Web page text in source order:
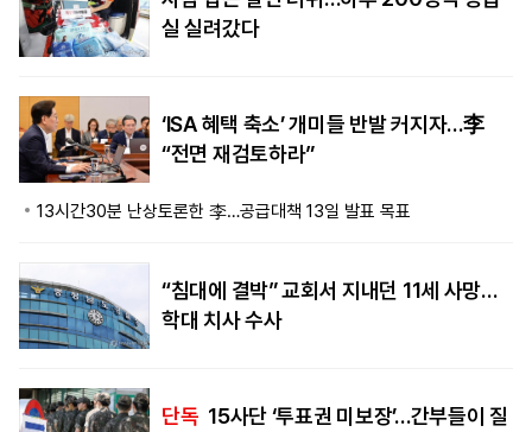
실 실려갔다
‘ISA 혜택 축소’ 개미들 반발 커지자…李
“전면 재검토하라”
13시간30분 난상토론한 李…공급대책 13일 발표 목표
“침대에 결박” 교회서 지내던 11세 사망…
학대 치사 수사
단독 15사단 ‘투표권 미보장’…간부들이 질